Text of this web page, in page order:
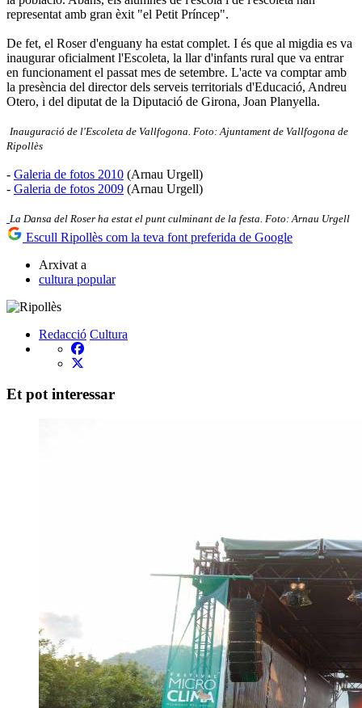
representat amb gran èxit "el Petit Príncep".
De fet, el Roser d'enguany ha estat complet. I és que al migdia es va
inaugurar oficialment l'Escoleta, la llar d'infants rural que va entrar
en funcionament el passat mes de setembre. L'acte va comptar amb
la presència del director dels serveis territorials d'Educació, Andreu
Otero, i del diputat de la Diputació de Girona, Joan Planyella.
Inauguració de l'Escoleta de Vallfogona. Foto: Ajuntament de Vallfogona de
Ripollès
- Galeria de fotos 2010 (Arnau Urgell)
- Galeria de fotos 2009 (Arnau Urgell)
La Dansa del Roser ha estat el punt culminant de la festa. Foto: Arnau Urgell
Escull Ripollès com la teva font preferida de Google
Arxivat a
cultura popular
Redacció Cultura
Et pot interessar